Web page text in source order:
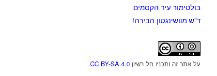
בולטימור עיר הקסמים
ד”ש מוושינגטון הבירה!
על אתר זה ותכניו חל רשיון CC BY-SA 4.0
.